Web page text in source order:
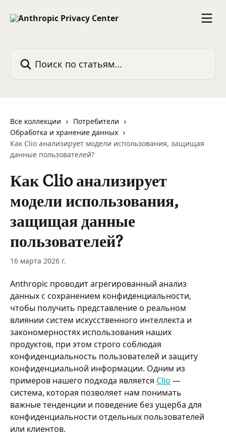
Все коллекции
Потребители
Обработка и хранение данных
Как Clio анализирует модели использования, защищая
данные пользователей?
Как Clio анализирует
модели использования,
защищая данные
пользователей?
16 марта 2026 г.
Anthropic проводит агрегированный анализ
данных с сохранением конфиденциальности,
чтобы получить представление о реальном
влиянии систем искусственного интеллекта и
закономерностях использования наших
продуктов, при этом строго соблюдая
конфиденциальность пользователей и защиту
конфиденциальной информации. Одним из
примеров нашего подхода является Clio —
система, которая позволяет нам понимать
важные тенденции и поведение без ущерба для
конфиденциальности отдельных пользователей
или клиентов.